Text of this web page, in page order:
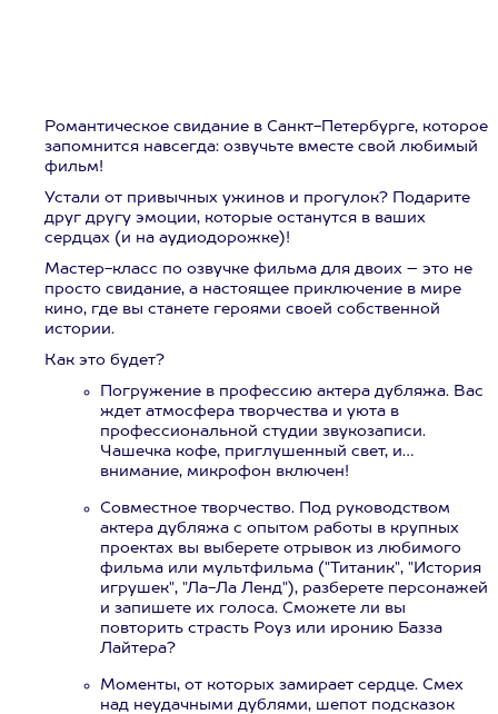
Романтическое свидание в Санкт-Петербурге, которое
запомнится навсегда: озвучьте вместе свой любимый
фильм!
Устали от привычных ужинов и прогулок? Подарите
друг другу эмоции, которые останутся в ваших
сердцах (и на аудиодорожке)!
Мастер-класс по озвучке фильма для двоих – это не
просто свидание, а настоящее приключение в мире
кино, где вы станете героями своей собственной
истории.
Как это будет?
Погружение в профессию актера дубляжа. Вас
ждет атмосфера творчества и уюта в
профессиональной студии звукозаписи.
Чашечка кофе, приглушенный свет, и…
внимание, микрофон включен!
Совместное творчество. Под руководством
актера дубляжа с опытом работы в крупных
проектах вы выберете отрывок из любимого
фильма или мультфильма ("Титаник", "История
игрушек", "Ла-Ла Ленд"), разберете персонажей
и запишете их голоса. Сможете ли вы
повторить страсть Роуз или иронию Базза
Лайтера?
Моменты, от которых замирает сердце. Смех
над неудачными дублями, шепот подсказок